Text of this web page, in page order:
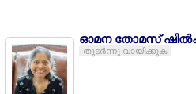
ഓമന തോമസ്
തുടര്‍ന്നു വായിക്കുക